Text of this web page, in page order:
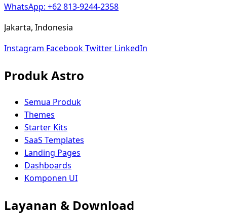
WhatsApp: +62 813-9244-2358
Jakarta, Indonesia
Instagram FacebookTwitter LinkedIn
Produk Astro
Semua Produk
Themes
Starter Kits
SaaS Templates
Landing Pages
Dashboards
Komponen UI
Layanan & Download